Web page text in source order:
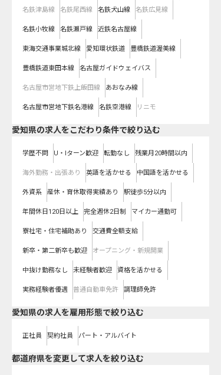
名鉄津島線 名鉄尾西線 名鉄犬山線 名鉄広見線
名鉄小牧線 名鉄瀬戸線 近鉄名古屋線
東海交通事業城北線 愛知環状鉄道 豊橋鉄道渥美線
豊橋鉄道東田本線 名古屋ガイドウェイバス
名古屋市営地下鉄上飯田線 あおなみ線
名古屋市営地下鉄名港線 名鉄空港線 リニモ
愛知県の求人をこだわり条件で絞り込む
学歴不問 U・Iターン歓迎 転勤なし 残業月20時間以内
海外勤務・出張あり 英語を活かせる 中国語を活かせる
外資系 産休・育休取得実績あり 駅徒歩5分以内
年間休日120日以上 完全週休2日制 マイカー通勤可
寮社宅・住宅補助あり 交通費全額支給
新卒・第二新卒も歓迎 オープニング・新規開業
中抜け勤務なし 未経験者歓迎 資格を活かせる
実務経験者優遇 普通自動車免許 調理師免許
愛知県の求人を雇用形態で絞り込む
正社員 契約社員 パート・アルバイト
都道府県を変更して求人を絞り込む